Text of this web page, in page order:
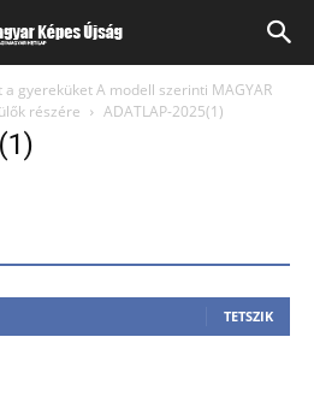
gyereküket A modell szerinti MAGYAR
részére
ADATLAP-2025(1)
TETSZIK